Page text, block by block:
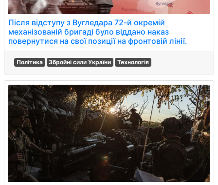
Після відступу з Вугледара 72-й окремій
механізованій бригаді було віддано наказ
повернутися на свої позиції на фронтовій лінії.
Політика Збройні сили України Технологія